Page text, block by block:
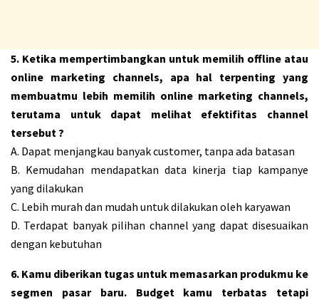
5. Ketika mempertimbangkan untuk memilih offline atau
online marketing channels, apa hal terpenting yang
membuatmu lebih memilih online marketing channels,
terutama untuk dapat melihat efektifitas channel
tersebut ?
A. Dapat menjangkau banyak customer, tanpa ada batasan
B. Kemudahan mendapatkan data kinerja tiap kampanye
yang dilakukan
C. Lebih murah dan mudah untuk dilakukan oleh karyawan
D. Terdapat banyak pilihan channel yang dapat disesuaikan
dengan kebutuhan
6. Kamu diberikan tugas untuk memasarkan produkmu ke
segmen pasar baru. Budget kamu terbatas tetapi